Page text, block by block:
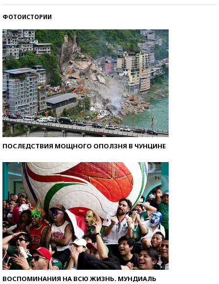
ФОТОИСТОРИИ
ПОСЛЕДСТВИЯ МОЩНОГО ОПОЛЗНЯ В ЧУНЦИНЕ
ВОСПОМИНАНИЯ НА ВСЮ ЖИЗНЬ. МУНДИАЛЬ